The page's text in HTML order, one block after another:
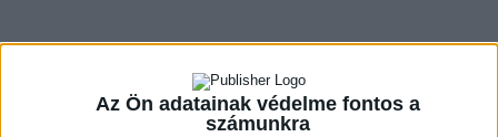
Az Ön adatainak védelme fontos a
számunkra
ZENE